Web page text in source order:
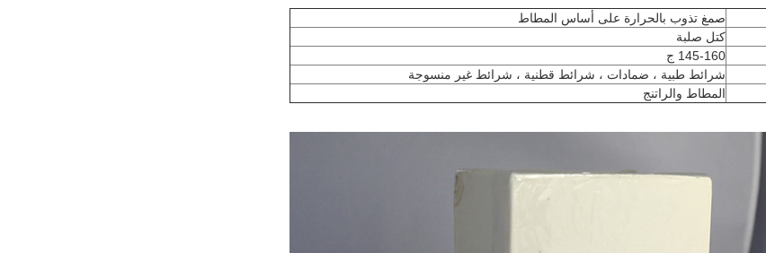
صمغ تذوب بالحرارة على أساس المطاط
كتل صلبة
145-160 ج
شرائط طبية ، ضمادات ، شرائط قطنية ، شرائط غير منسوجة
المطاط والراتنج